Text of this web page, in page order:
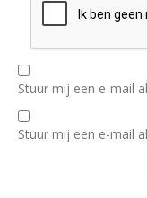
Stuur mij een e-mail
Stuur mij een e-mail